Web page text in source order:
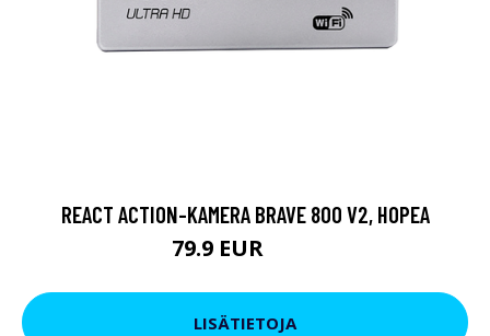
REACT ACTION-KAMERA BRAVE 800 V2, HOPEA
79.9 EUR
LISÄTIETOJA